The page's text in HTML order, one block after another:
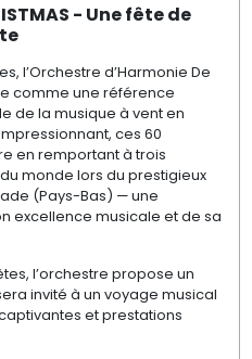
- Une fête de
l’Orchestre d’Harmonie De
comme une référence
de la musique à vent en
ces 60
en remportant à trois
monde lors du prestigieux
(Pays-Bas) — une
excellence musicale et de sa
l’orchestre propose un
invité à un voyage musical
et prestations